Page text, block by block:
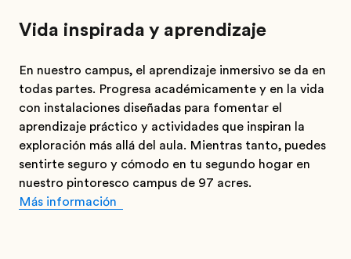
Vida inspirada y aprendizaje
En nuestro campus, el aprendizaje inmersivo se da en
todas partes. Progresa académicamente y en la vida
con instalaciones diseñadas para fomentar el
aprendizaje práctico y actividades que inspiran la
exploración más allá del aula. Mientras tanto, puedes
sentirte seguro y cómodo en tu segundo hogar en
nuestro pintoresco campus de 97 acres.
Más información